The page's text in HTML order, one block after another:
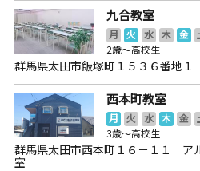
九合教室
月 火 水 木 金
2歳～高校生
群馬県太田市飯塚町１５３６番地
西本町教室
月 火 水 木 金
3歳～高校生
群馬県太田市西本町１６－１１
室